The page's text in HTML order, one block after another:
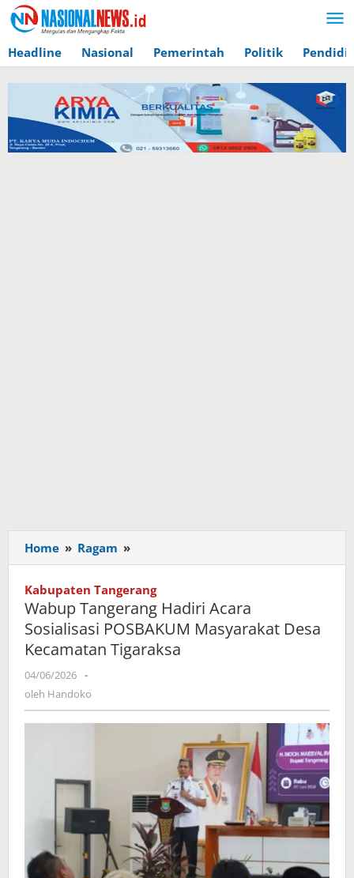
Lewati
ke
konten
Headline Nasional Pemerintah Politik
Home » Ragam »
Tangerang
Acara
Sosialisasi
POSBAKUM
Masyarakat
Kabupaten Tangerang
Wabup Tangerang Hadiri Acara
Sosialisasi POSBAKUM Masyarakat Desa
Kecamatan Tigaraksa
04/06/2026 oleh
Handoko
-
oleh Handoko